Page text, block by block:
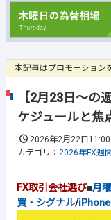
本記事はプロモーション
【2月23日～の
ケジュールと焦
2026年2月22日11:00
カテゴリ： 2026年FX週
FX取引会社選び■月
買・シグナル/iPhone